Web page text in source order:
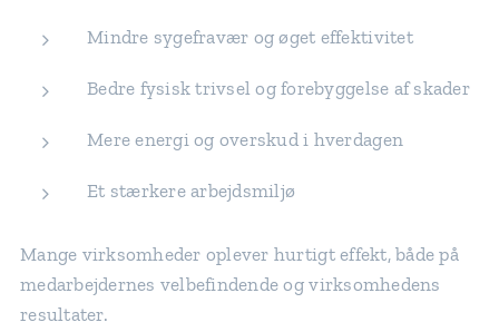
Mindre sygefravær og øget effektivitet
Bedre fysisk trivsel og forebyggelse af skader
Mere energi og overskud i hverdagen
Et stærkere arbejdsmiljø
Mange virksomheder oplever hurtigt effekt, både på
medarbejdernes velbefindende og virksomhedens
resultater.